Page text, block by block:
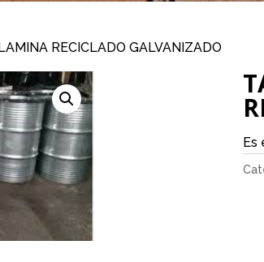
RECICLADO GALVANIZADO
Es